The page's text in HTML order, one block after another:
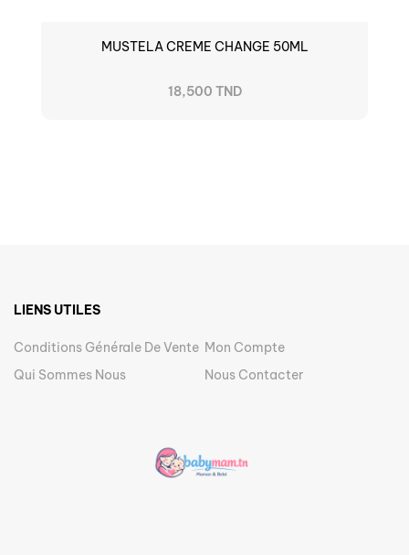
MUSTELA CREME CHANGE 50ML
18,500 TND
LIENS UTILES
Conditions Générale De Vente Mon Compte
Qui Sommes Nous
Nous Contacter